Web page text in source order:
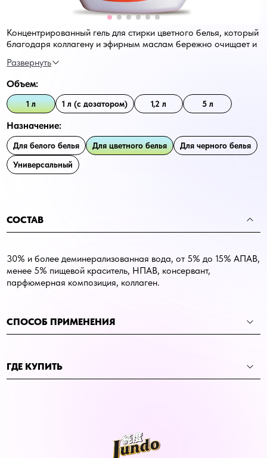
Концентрированный гель для стирки цветного белья, который
благодаря коллагену и эфирным маслам бережно очищает и
включая замачивание и обработку пятен. Энзимы глубоко
проникают в волокна, избавляя от запахов и грязи, в то
время как коллаген предотвращает образование катышек и
упрощает глажку, защищая цвет. Уникальный комплекс
арома-масел дарит одежде свежий аромат.
Объем:
1 л 1 л (с дозатором) 1,2 л 5 л
Назначение:
Для белого белья Для цветного белья
Для черного белья
Универсальный
СОСТАВ
30% и более деминерализованная вода, от 5% до 15% АПАВ,
менее 5% пищевой краситель, НПАВ, консервант,
парфюмерная композиция, коллаген.
СПОСОБ ПРИМЕНЕНИЯ
ГДЕ КУПИТЬ